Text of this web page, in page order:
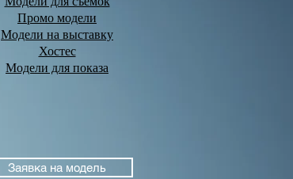
Промо модели
Модели на выставку
Хостес
Модели для показа
Заявка на модель